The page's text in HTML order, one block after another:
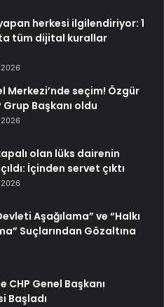
herkesi ilgilendiriyor: 1
tüm dijital kurallar
Merkezi’nde seçim! Özgür
Grup Başkanı oldu
olan lüks dairenin
İçinden servet çıktı
Aşağılama” ve “Halkı
Suçlarından Gözaltına
CHP Genel Başkanı
Başladı